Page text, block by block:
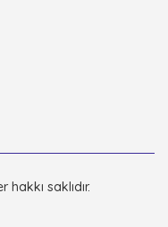
saklıdır.